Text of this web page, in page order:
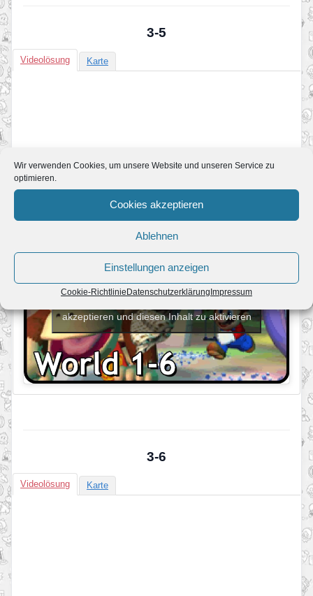
Wir verwenden Cookies, um unsere Website und unseren Service zu
optimieren.
Cookies akzeptieren
Ablehnen
Einstellungen anzeigen
Cookie-RichtlinieDatenschutzerklärungImpressum
3-5
Videolösung Karte
akzeptieren und diesen Inhalt zu aktivieren
3-6
Videolösung Karte